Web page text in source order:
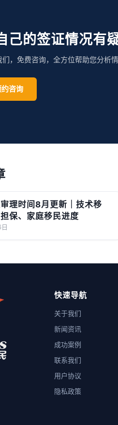
己的签证情况有
们，免费咨询，全方位帮助您分析
咨询
理时间8月更新｜技术移
保、家庭移民进度
快速导航
关于我们
新闻资讯
成功案例
联系我们
用户协议
隐私政策